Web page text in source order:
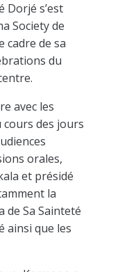
Dorjé s’est
Society de
cadre de sa
du
avec les
des jours
orales,
et présidé
la
Sa Sainteté
ainsi que les